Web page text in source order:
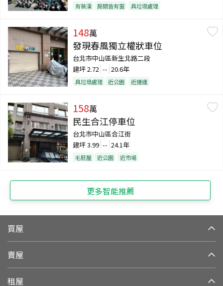
有裝潢 房間皆有窗 具垃圾處理
148萬
發現春風獨立權狀車位
台北市中山區新生北路二段
建坪2.72 -- 20.6年
具垃圾處理 近公園 近捷運
158萬
民生合江停車位
台北市中山區合江街
建坪3.99 -- 24.1年
毛胚屋 近公園 近市場
更多智能推薦
買屋
賣屋
租屋